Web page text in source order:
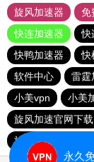
旋风加速器
免
快连加速器
快
快鸭加速器
快
软件中心
雷霆
小美vpn
小美
旋风加速官网下载
旋风加速官网下载
永久